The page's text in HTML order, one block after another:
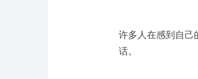
许多人在感到自己
话。